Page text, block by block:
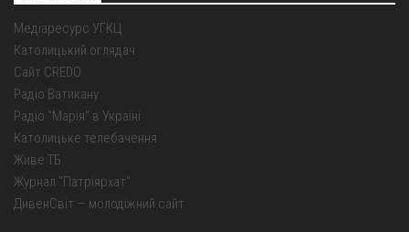
Медіаресурс УГКЦ
Католицький оглядач
Сайт CREDO
Радіо Ватикану
Радіо "Марія" в Україні
Католицьке телебачення
Живе ТБ
Журнал "Патріярхат"
ДивенСвіт — молодіжний сайт